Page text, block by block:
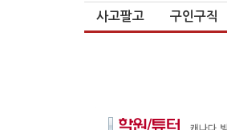
사고팔고 구인구직